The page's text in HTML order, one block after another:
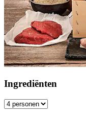
Ingrediënten